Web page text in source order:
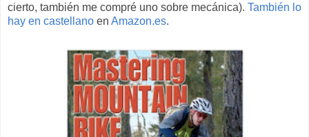
cierto, también me compré uno sobre mecánica). También lo
hay en castellano en Amazon.es.